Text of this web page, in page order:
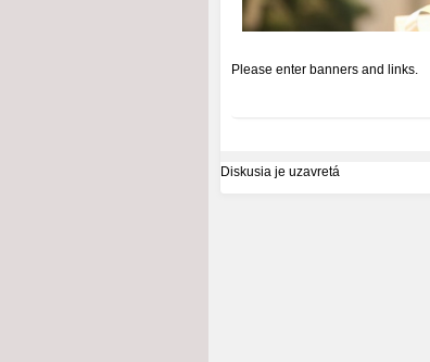
Please enter banners and links.
Diskusia je uzavretá